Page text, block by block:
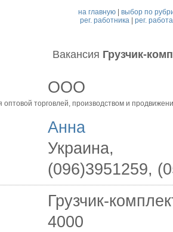
на главную |выбор по
рег. работника| рег.
Вакансия Грузчик-
ООО
оптовой торговлей, производством и
Анна
Украина,
(096)3951259,
Грузчик-
4000